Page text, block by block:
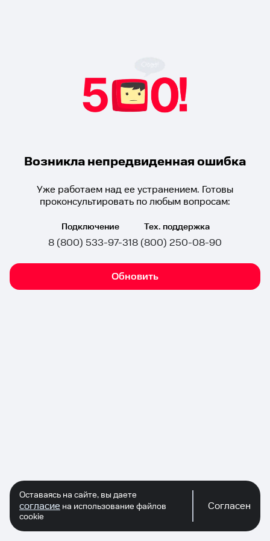
Возникла непредвиденная ошибка
Уже работаем над ее устранением. Готовы
проконсультировать по любым вопросам:
Подключение
8 (800) 533-97-31
Тех. поддержка
8 (800) 250-08-90
Обновить
Оставаясь на сайте, вы даете
согласие на использование файлов
cookie
Согласен